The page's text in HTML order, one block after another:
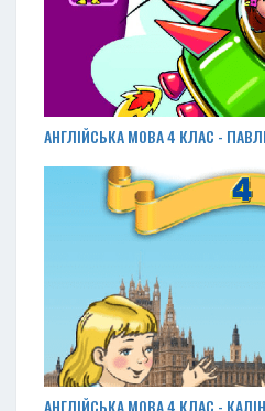
АНГЛІЙСЬКА МОВА 4 КЛАС -
АНГЛІЙСЬКА МОВА 4 КЛАС -